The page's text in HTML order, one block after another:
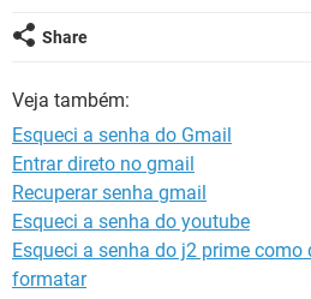
GUIA DE COMPRAS
Share
Veja também:
Esqueci a senha do Gmail
Entrar direto no gmail
Recuperar senha gmail
Esqueci a senha do youtube
Esqueci a senha do j2 prime como
formatar